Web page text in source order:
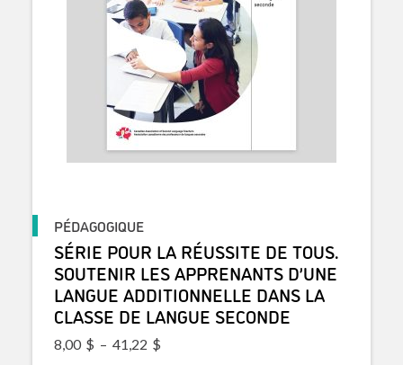
PÉDAGOGIQUE
SÉRIE POUR LA RÉUSSITE DE TOUS.
SOUTENIR LES APPRENANTS D’UNE
LANGUE ADDITIONNELLE DANS LA
CLASSE DE LANGUE SECONDE
8,00 $ – 41,22 $